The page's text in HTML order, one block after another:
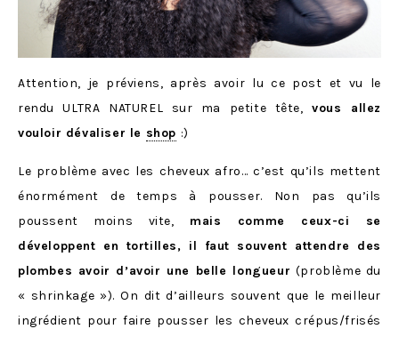
Attention, je préviens, après avoir lu ce post et vu le
rendu ULTRA NATUREL sur ma petite tête,vous allez
vouloir dévaliser le shop :)
Le problème avec les cheveux afro… c’est qu’ils mettent
énormément de temps à pousser. Non pas qu’ils
poussent moins vite, mais comme ceux-ci se
développent en tortilles, il faut souvent attendre des
plombes avoir d’avoir une belle longueur (problème du
« shrinkage »). On dit d’ailleurs souvent que le meilleur
ingrédient pour faire pousser les cheveux crépus/frisés